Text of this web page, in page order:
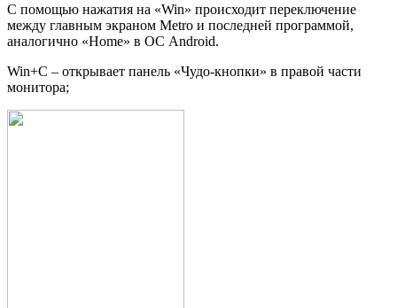
С помощью нажатия на «Win» происходит переключение
между главным экраном Metro и последней программой,
аналогично «Home» в ОС Android.
Win+C – открывает панель «Чудо-кнопки» в правой части
монитора;